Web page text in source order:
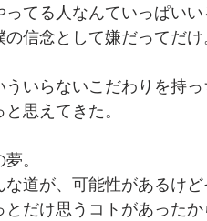
ってる人なんていっぱい
の信念として嫌だってだけ
ういらないこだわりを持っ
思えてきた。
。
な道が、可能性があるけ
とだけ思うコトがあったか